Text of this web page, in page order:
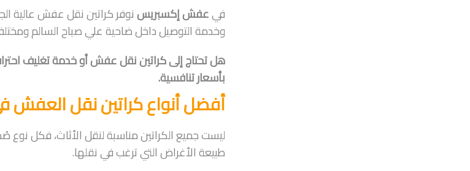
فيعفش إكسبريسنوفر كراتين نقل عفش عالية
وخدمة التوصيل داخل ضاحية علي صباح السالم
بأسعار تنافسية.
أفضل أنواع كراتين نقل العفش
ليست جميع الكراتين مناسبة لنقل الأثاث، فكل
طبيعة الأغراض التي ترغب في نقلها.